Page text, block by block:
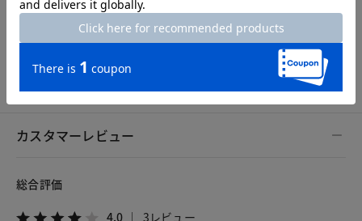
13号
カスタマーレビュー
総合評価
4.0 3レビュー